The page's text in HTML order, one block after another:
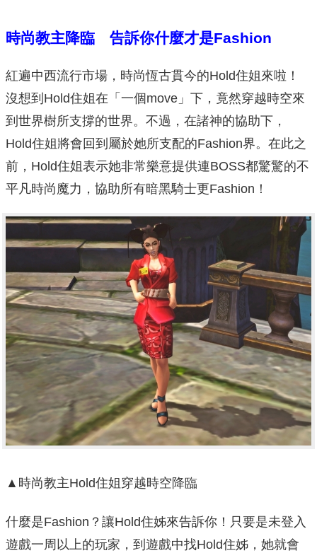
時尚教主降臨 告訴你什麼才是Fashion
紅遍中西流行市場，時尚恆古貫今的Hold住姐來啦！
沒想到Hold住姐在「一個move」下，竟然穿越時空來
到世界樹所支撐的世界。不過，在諸神的協助下，
Hold住姐將會回到屬於她所支配的Fashion界。在此之
前，Hold住姐表示她非常樂意提供連BOSS都驚驚的不
平凡時尚魔力，協助所有暗黑騎士更Fashion！
▲時尚教主Hold住姐穿越時空降臨
什麼是Fashion？讓Hold住姊來告訴你！只要是未登入
遊戲一周以上的玩家，到遊戲中找Hold住姊，她就會